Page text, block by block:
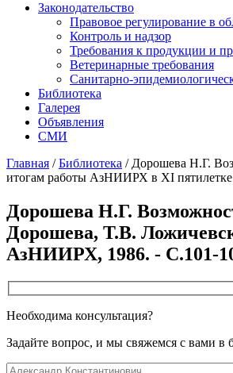
Законодательство
Правовое регулирование в
Контроль и надзор
Требования к продукции и
Ветеринарные требования
Санитарно-
Библиотека
Галерея
Объявления
СМИ
Главная /Библиотека / Дорошева Н.Г.
итогам работы АзНИИРХ в ХI
Дорошева Н.Г.
Дорошева, Т.В.
АзНИИРХ, 1986. - С.101-
Необходима консультация?
Задайте вопрос, и мы свяжемся с вами в